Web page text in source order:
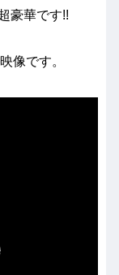
豪華です!!
像です。